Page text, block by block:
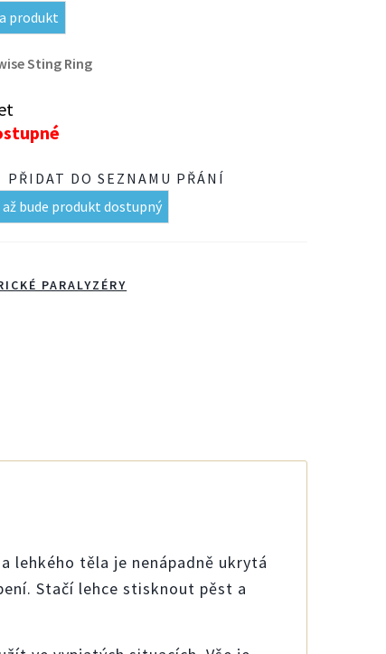
produkt
Sting Ring
PŘIDAT DO SEZNAMU PŘÁNÍ
bude produkt dostupný
PARALYZÉRY
lehkého těla je nenápadně ukrytá
Stačí lehce stisknout pěst a